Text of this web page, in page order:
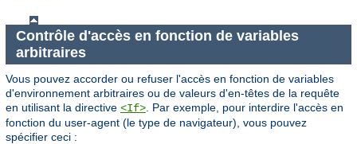
Contrôle d'accès en fonction de variables
arbitraires
Vous pouvez accorder ou refuser l'accès en fonction de variables
d'environnement arbitraires ou de valeurs d'en-têtes de la requête
en utilisant la directive <If> . Par exemple, pour interdire l'accès en
fonction du user-agent (le type de navigateur), vous pouvez
spécifier ceci :